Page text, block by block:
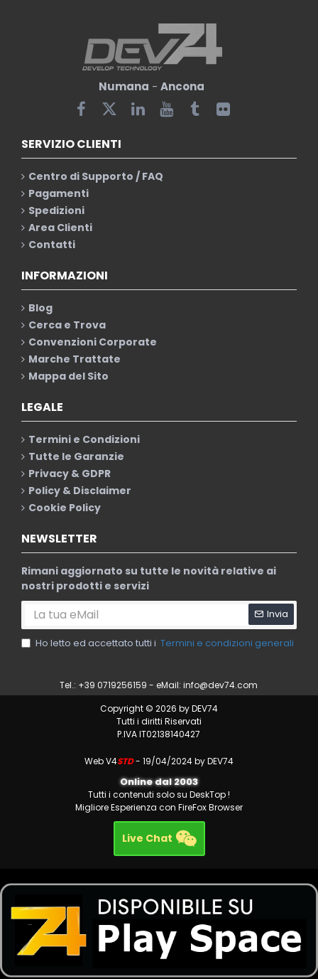
Numana - Ancona
SERVIZIO CLIENTI
Centro di Supporto / FAQ
Pagamenti
Spedizioni
Area Clienti
Contatti
INFORMAZIONI
Blog
Cerca e Trova
Convenzioni Corporate
Marche Trattate
Mappa del Sito
LEGALE
Termini e Condizioni
Tutte le Garanzie
Privacy & GDPR
Policy & Disclaimer
Cookie Policy
NEWSLETTER
Rimani aggiornato su tutte le novità relative ai
nostri prodotti e servizi
Invia
Ho letto ed accettato tutti i Termini e condizioni generali
Tel.: +39 0719256159 - eMail:info@dev74.com
Copyright © 2026 by DEV74
Tutti i diritti Riservati
P.IVA IT02138140427
Web V4STD- 19/04/2024 by DEV74
Online dal 2003
Tutti i contenuti solo su DeskTop !
Migliore Esperienza con FireFox Browser
Live Chat